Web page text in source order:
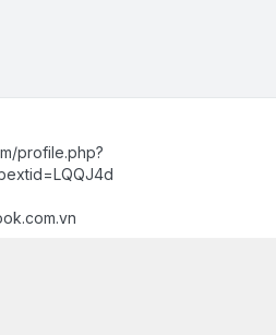
profile.php?